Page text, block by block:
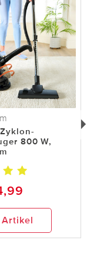
800 W,
Artikel